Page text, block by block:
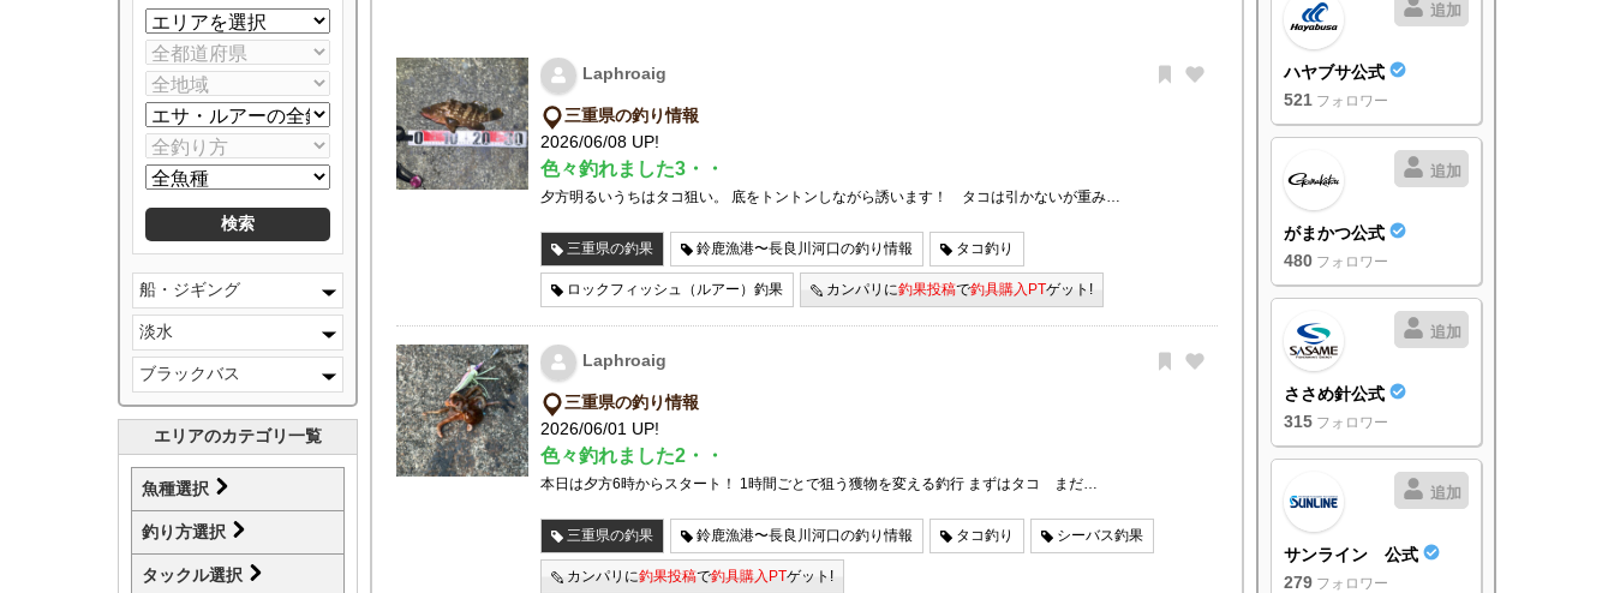
船・ジギング
淡水
ブラックバス
エリアのカテゴリ一覧
魚種選択
釣り方選択
タックル選択
Laphroaig
三重県の釣り情報
2026/06/08 UP!
色々釣れました3・・
夕方明るいうちはタコ狙い。 底をトントンしながら誘います！ タコは引かないが重み…
三重県の釣果 鈴鹿漁港〜長良川河口の釣り情報 タコ釣り
ロックフィッシュ（ルアー）釣果 カンパリに釣果投稿で釣具購入PTゲット!
Laphroaig
三重県の釣り情報
2026/06/01 UP!
色々釣れました2・・
本日は夕方6時からスタート！ 1時間ごとで狙う獲物を変える釣行 まずはタコ まだ…
三重県の釣果 鈴鹿漁港〜長良川河口の釣り情報 タコ釣り シーバス釣果
カンパリに釣果投稿で釣具購入PTゲット!
追加
ハヤブサ公式
521 フォロワー
追加
がまかつ公式
480 フォロワー
追加
ささめ針公式
315 フォロワー
追加
サンライン 公式
279 フォロワー